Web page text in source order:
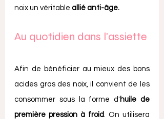
noix un véritable allié anti-âge.
Au quotidien dans l'assiette
Afin de bénéficier au mieux des bons
acides gras des noix, il convient de les
consommer sous la forme d' huile de
première pression à froid
. On utilisera